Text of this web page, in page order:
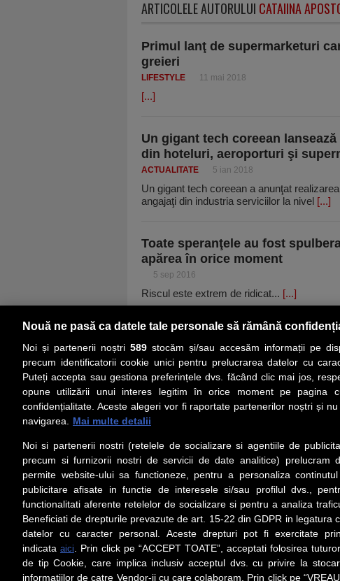
ARTICOLELE AUTORULUI CATAIINA
Primul lanţ de supermarketuri
greieri
LIFESTYLE 11 mai 2018
[...]
Un gigant tech coreean
din hoteluri, aeroporturi şi
ACTUALITATE 5 ian 2018
Un gigant tech coreean a anunţat
angajaţi din industria serviciilor la nivel [...]
​Toate speranţele au fost
apărea în orice moment
5 sep 2016
Riscul este extrem de ridicat... [...]
PRIMA PAGINĂ COVER
Social
Urmareste-ne pe Facebook
iarul Financiar
Despre Noi
Contact
Contact
Contact
Abonamente
Redactorii BM
Nouă ne pasă ca datele tale personale să rămână
Noi și partenerii noștri 589stocăm și/sau accesăm informații pe
precum identificatorii cookie unici pentru prelucrarea datelor cu
Puteți accepta sau gestiona preferințele dvs. făcând clic mai jos,
opune utilizării unui interes legitim în orice moment pe pagina
confidențialitate. Aceste alegeri vor fi raportate partenerilor noștri și
navigarea.
Mai multe detalii
Noi si partenerii nostri (retelele de socializare si agentiile de
precum si furnizorii nostri de servicii de date analitice) prelucram
permite website-ului sa functioneze, pentru a personaliza
publicitare afisate in functie de interesele si/sau profilul dvs.,
functionalitati aferente retelelor de socializare si pentru a analiza
Beneficiati de drepturile prevazute de art. 15-22 din GDPR in legatura
datelor cu caracter personal. Aceste drepturi pot fi exercitate
indicata aici. Prin click pe “ACCEPT TOATE”, acceptati folosirea
de tip Cookie, care implica inclusiv acceptul dvs. cu privire la
informatiilor de catre Vendor-ii cu care colaboram. Prin click pe